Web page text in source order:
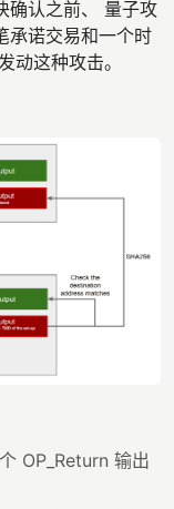
确认之前、 量子攻
承诺交易和一个时
动这种攻击。
OP_Return 输出